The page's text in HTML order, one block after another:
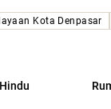
Kota Denpasar